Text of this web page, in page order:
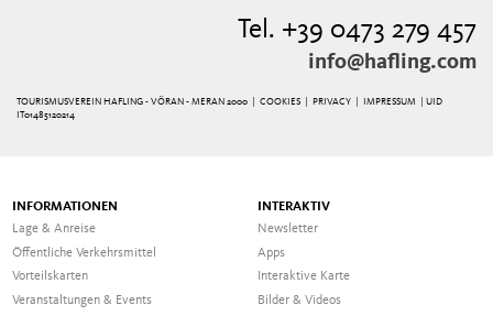
Tel. +39 0473 279 457
info@hafling.com
TOURISMUSVEREIN HAFLING - VÖRAN - MERAN 2000 | COOKIES PRIVACY IMPRESSUM
| UID
IT01485120214
INFORMATIONEN
Lage & Anreise
Öffentliche Verkehrsmittel
Vorteilskarten
Veranstaltungen & Events
INTERAKTIV
Newsletter
Apps
Interaktive Karte
Bilder & Videos